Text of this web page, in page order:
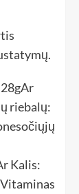
28gAr
riebalų:
Kalis:
Vitaminas